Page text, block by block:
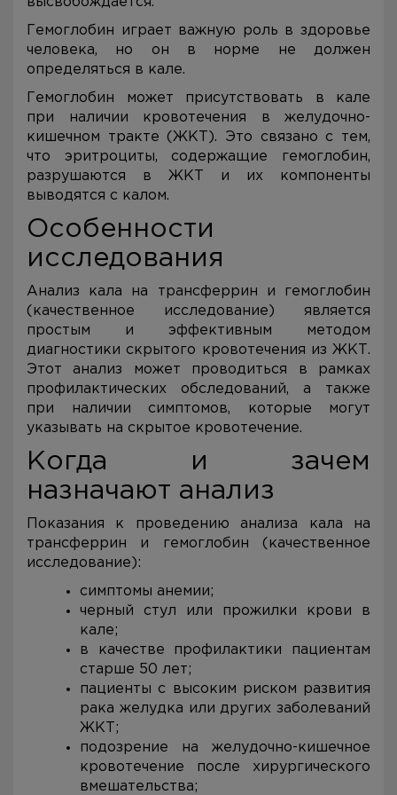
Гемоглобин играет важную роль в здоровье
человека, но он в норме не должен
определяться в кале.
Гемоглобин может присутствовать в кале
при наличии кровотечения в желудочно-
кишечном тракте (ЖКТ). Это связано с тем,
что эритроциты, содержащие гемоглобин,
разрушаются в ЖКТ и их компоненты
выводятся с калом.
Особенности
исследования
Анализ кала на трансферрин и гемоглобин
(качественное исследование) является
простым и эффективным методом
диагностики скрытого кровотечения из ЖКТ.
Этот анализ может проводиться в рамках
профилактических обследований, а также
при наличии симптомов, которые могут
указывать на скрытое кровотечение.
Когда и зачем
назначают анализ
Показания к проведению анализа кала на
трансферрин и гемоглобин (качественное
исследование):
симптомы анемии;
черный стул или прожилки крови в
кале;
в качестве профилактики пациентам
старше 50 лет;
пациенты с высоким риском развития
рака желудка или других заболеваний
ЖКТ;
подозрение на желудочно-кишечное
кровотечение после хирургического
вмешательства;